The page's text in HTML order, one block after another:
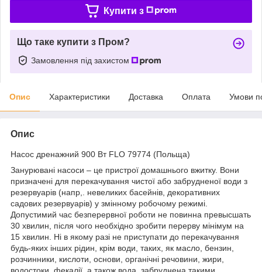
Купити з
Що таке купити з Пром?
Замовлення під захистом
Опис Характеристики Доставка Оплата Умови
Опис
Насос дренажний 900 Вт FLO 79774 (Польща)
Занурювані насоси – це пристрої домашнього вжитку. Вони
призначені для перекачування чистої або забрудненої води з
резервуарів (напр,. невеликих басейнів, декоративних
садових резервуарів) у змінному робочому режимі.
Допустимий час безперервної роботи не повинна превысшать
30 хвилин, після чого необхідно зробити перерву мінімум на
15 хвилин. Ні в якому разі не приступати до перекачування
будь-яких інших рідин, крім води, таких, як масло, бензин,
розчинники, кислоти, основи, органічні речовини, жири,
водостоки, фекалії, а також вода, забруднена такими